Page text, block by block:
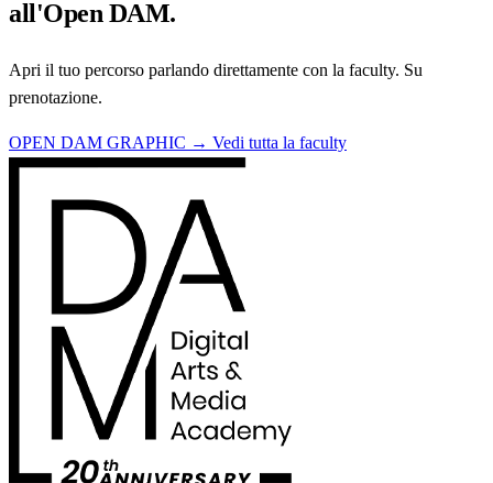
all'Open DAM.
Apri il tuo percorso parlando direttamente con la faculty. Su
prenotazione.
OPEN DAM GRAPHIC → Vedi tutta la faculty